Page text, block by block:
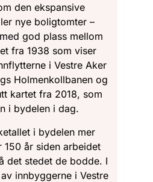
den ekspansive
nye boligtomter –
god plass mellom
fra 1938 som viser
i Vestre Aker
Holmenkollbanen og
kartet fra 2018, som
i bydelen i dag.
i bydelen mer
150 år siden arbeidet
det stedet de bodde. I
innbyggerne i Vestre